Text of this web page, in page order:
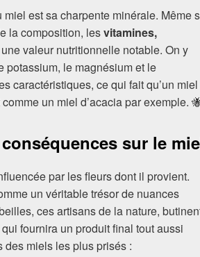
est sa charpente minérale. Même
la composition, lesvitamines,
valeur nutritionnelle notable. On y
potassium, le magnésium et le
caractéristiques, ce qui fait qu’un miel
un miel d’acacia par exemple.
sur le
par les fleurs dont il provient.
un véritable trésor de nuances
ces artisans de la nature,
fournira un produit final tout aussi
miels les plus prisés :